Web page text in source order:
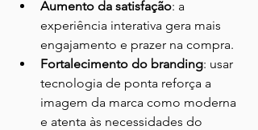
Aumento da satisfação: a
experiência interativa gera mais
engajamento e prazer na compra.
Fortalecimento do branding: usar
tecnologia de ponta reforça a
imagem da marca como moderna
e atenta às necessidades do